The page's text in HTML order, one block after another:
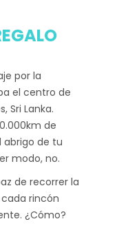
por la
el centro de
Sri Lanka.
de
abrigo de tu
modo, no.
de recorrer la
rincón
¿Cómo?